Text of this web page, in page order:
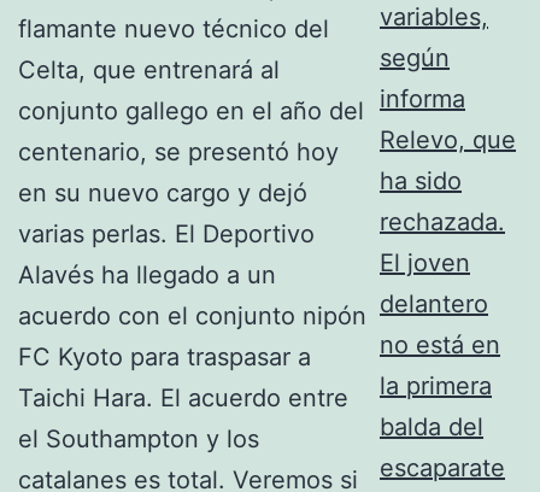
variables,
según
informa
Relevo, que
ha sido
rechazada.
El joven
delantero
no está en
la primera
balda del
escaparate